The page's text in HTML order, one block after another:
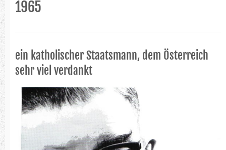
1965
ein katholischer Staatsmann, dem Österreich
sehr viel verdankt